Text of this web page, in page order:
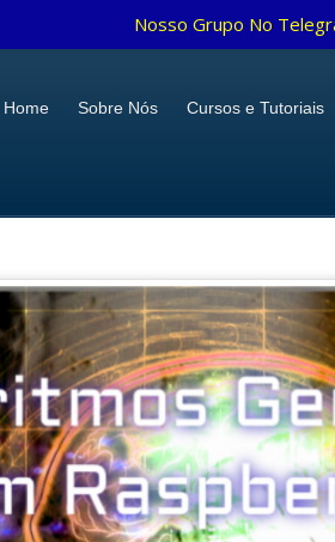
Home Sobre Nós Cursos e Tutoriais
Nosso Grupo No